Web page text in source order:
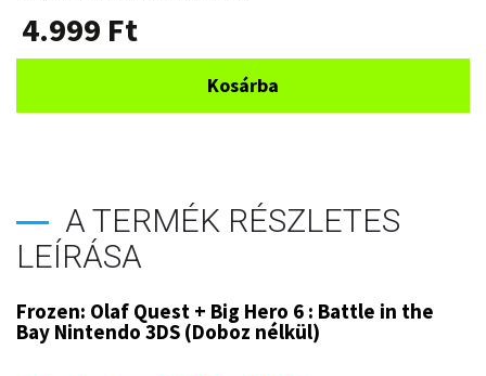
4.999 Ft
Kosárba
A TERMÉK RÉSZLETES
LEÍRÁSA
Frozen: Olaf Quest + Big Hero 6 : Battle in the
Bay Nintendo 3DS (Doboz nélkül)